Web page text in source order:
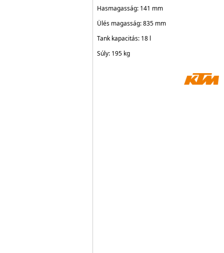
Hasmagasság: 141 mm
Ülés magasság: 835 mm
Tank kapacitás: 18 l
Súly: 195 kg